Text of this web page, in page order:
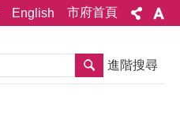
English 市府首頁
搜尋 進階搜尋